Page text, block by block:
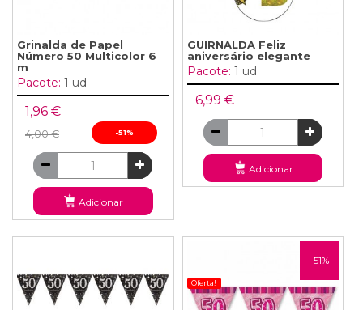
Grinalda de Papel
Número 50 Multicolor 6
m
Pacote: 1 ud
1,96 €
4,00 € -51%
Adicionar
GUIRNALDA Feliz
aniversário elegante
Pacote: 1 ud
6,99 €
Adicionar
-51%
Oferta!